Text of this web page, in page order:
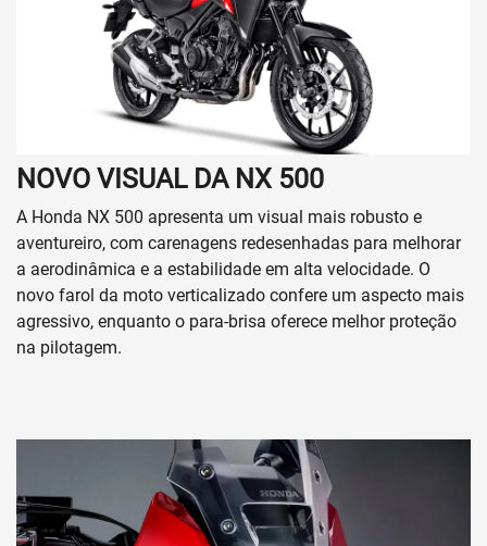
NOVO VISUAL DA NX 500
A Honda NX 500 apresenta um visual mais robusto e
aventureiro, com carenagens redesenhadas para melhorar
a aerodinâmica e a estabilidade em alta velocidade. O
novo farol da moto verticalizado confere um aspecto mais
agressivo, enquanto o para-brisa oferece melhor proteção
na pilotagem.